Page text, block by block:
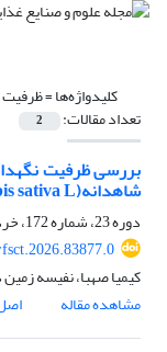
کلیدواژه‌ها =
تعداد مقالات: 2
بررسی ‌ظرفیت
شاهدانه(Cannabis sativa L.) استخراج شده به روش قلیایی
دوره 23، شماره 172، خرداد 1405، صفحه
کیمیا صهبا، نفیسه زمین
مشاهده مقاله